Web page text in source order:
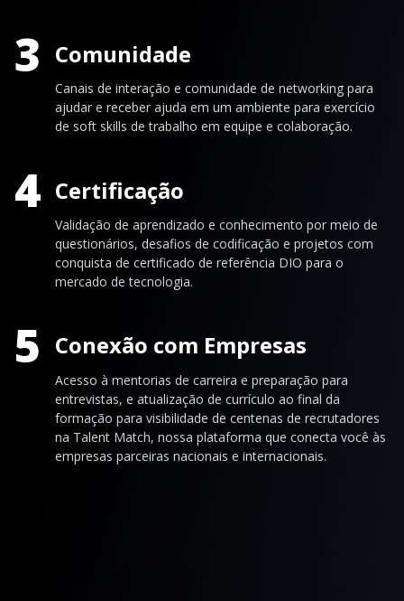
3 Comunidade
Canais de interação e comunidade de networking para
ajudar e receber ajuda em um ambiente para exercício
de soft skills de trabalho em equipe e colaboração.
4 Certificação
Validação de aprendizado e conhecimento por meio de
questionários, desafios de codificação e projetos com
conquista de certificado de referência DIO para o
mercado de tecnologia.
5 Conexão com Empresas
Acesso à mentorias de carreira e preparação para
entrevistas, e atualização de currículo ao final da
formação para visibilidade de centenas de recrutadores
na Talent Match, nossa plataforma que conecta você às
empresas parceiras nacionais e internacionais.